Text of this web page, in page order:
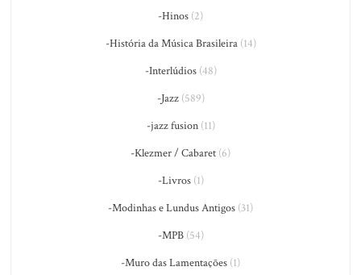
-Hinos (2)
-História da Música Brasileira(14)
-Interlúdios(48)
-Jazz(589)
-jazz fusion(11)
-Klezmer / Cabaret (6)
-Livros(1)
-Modinhas e Lundus Antigos (31)
-MPB(54)
-Muro das Lamentações (1)